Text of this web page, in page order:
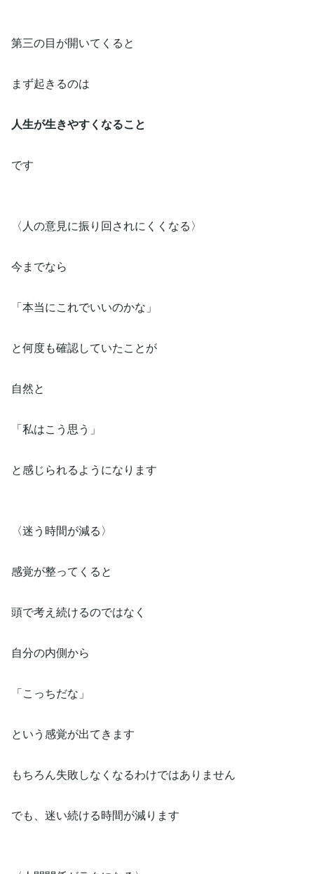
第三の目が開いてくると
まず起きるのは
人生が生きやすくなること
です
〈人の意見に振り回されにくくなる〉
今までなら
「本当にこれでいいのかな」
と何度も確認していたことが
自然と
「私はこう思う」
と感じられるようになります
〈迷う時間が減る〉
感覚が整ってくると
頭で考え続けるのではなく
自分の内側から
「こっちだな」
という感覚が出てきます
もちろん失敗しなくなるわけではありません
でも、迷い続ける時間が減ります